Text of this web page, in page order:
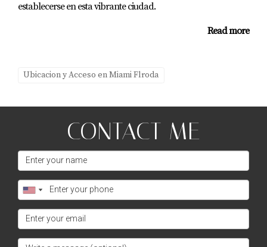
establecerse en esta vibrante ciudad.
Read more
Ubicacion y Acceso en Miami Flroda
CONTACT ME